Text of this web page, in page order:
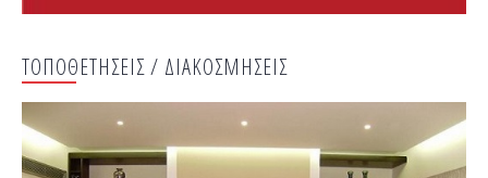
ΤΟΠΟΘΕΤΗΣΕΙΣ / ΔΙΑΚΟΣΜΗΣΕΙΣ